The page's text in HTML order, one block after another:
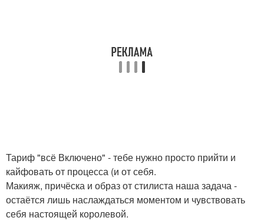
Тариф "всё Включено" - тебе нужно просто прийти и
кайфовать от процесса (и от себя.
Макияж, причёска и образ от стилиста наша задача -
остаётся лишь наслаждаться моментом и чувствовать
себя настоящей королевой.